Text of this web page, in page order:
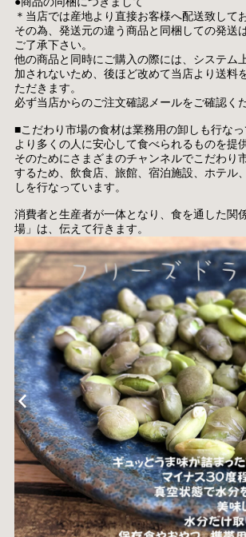
＊当店では産地より直接お客様へ配送致して
その為、発送元の違う商品と同梱しての発送
ご了承下さい。
他の商品と同時にご購入の際には、システム
加されないため、後ほど改めて当店より送料
ただきます。
必ず当店からのご注文確認メールをご確認く
■こだわり市場の食材は業務用の卸しも行なっ
より多くの人に安心して食べられるものを提
そのためにさまざまのチャンネルでこだわり
するため、飲食店、旅館、宿泊施設、ホテル
しを行なっています。
消費者と生産者が一体となり、食を通した関
場」は、伝えて行きます。